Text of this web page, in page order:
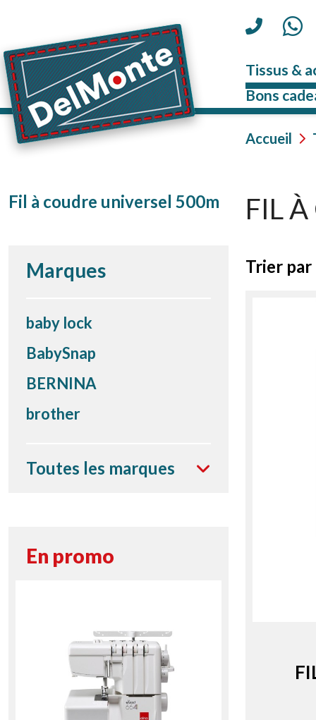
Tissus &
Bons
Accueil
Fil à coudre universel 500m
Marques
baby lock
BabySnap
BERNINA
brother
Toutes les marques
En promo
FIL
Trier par